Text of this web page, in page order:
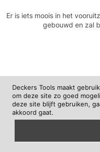
Er is iets moois in het
gebouwd en zal
Deckers Tools maakt
om deze site zo goed
deze site blijft gebruiken,
akkoord gaat.